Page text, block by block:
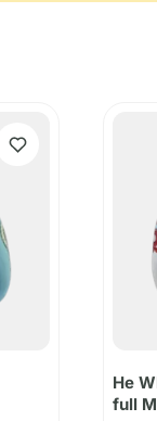
He
full